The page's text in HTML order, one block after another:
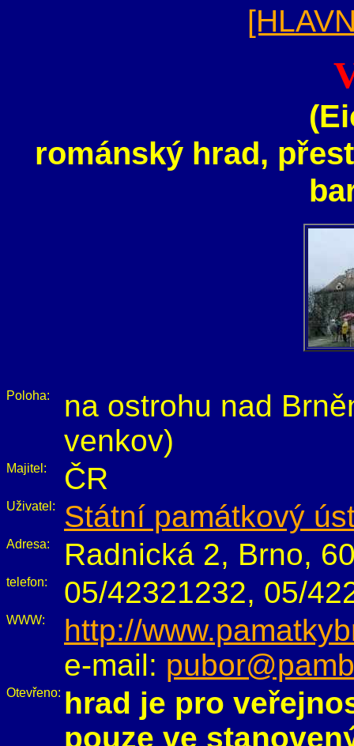
románský hrad,
Poloha:
na ostrohu nad
venkov)
Majitel: ČR
Uživatel: Státní památkový
Adresa: Radnická 2, Brno,
telefon: 05/42321232, 05/
WWW:
http://
e-mail:
Otevřeno: hrad je pro
pouze ve